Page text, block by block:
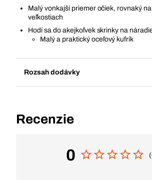
Malý vonkajší priemer očiek, rovnaký
veľkostiach
Hodí sa do akejkoľvek skrinky na
Malý a praktický oceľový kufrík
Rozsah dodávky
Recenzie
0